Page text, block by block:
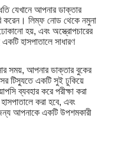
যেখানে আপনার ডাক্তার
করেন। লিম্ফ নোড থেকে নমুনা
হয়, এবং অস্ত্রোপচারের
হাসপাতালে সাধারণ
সময়, আপনার ডাক্তার বুকের
টিস্যুতে একটি সুই ঢুকিয়ে
ব্যবহার করে পরীক্ষা করা
করা হবে, এবং
আপনাকে একটি উপশমকারী